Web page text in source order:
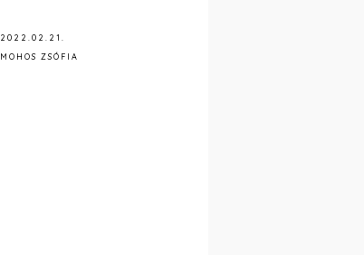
2022.02.21.
MOHOS ZSÓFIA